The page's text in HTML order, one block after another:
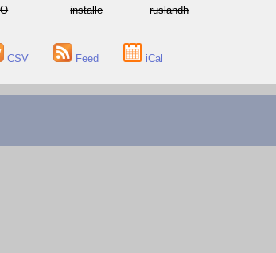
installe ruslandh
CSV Feed iCal